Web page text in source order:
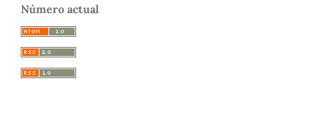
Número actual